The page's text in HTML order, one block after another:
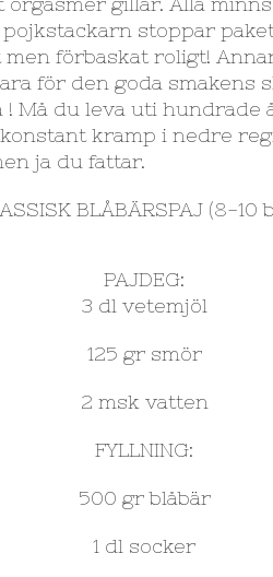
stoppar
förbaskat roligt!
för den goda smakens
! Må du leva uti hundrade
kramp i nedre
ja du fattar.
BLÅBÄRSPAJ (8-10
PAJDEG:
3 dl vetemjöl
125 gr smör
2 msk vatten
FYLLNING:
500 gr blåbär
1 dl socker